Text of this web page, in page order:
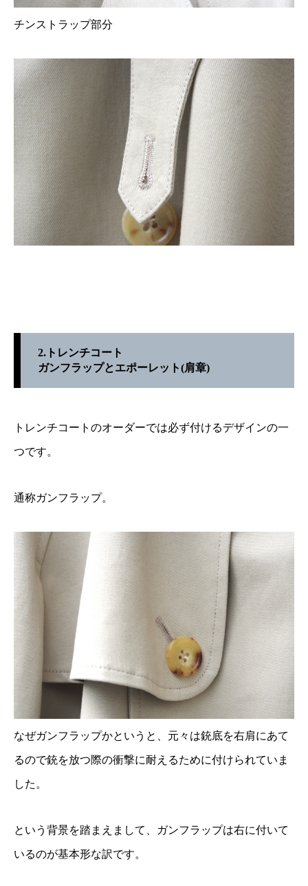
チンストラップ部分
2.トレンチコート
ガンフラップとエポーレット(肩章)
トレンチコートのオーダーでは必ず付けるデザインの一
つです。
通称ガンフラップ。
なぜガンフラップかというと、元々は銃底を右肩にあて
るので銃を放つ際の衝撃に耐えるために付けられていま
した。
という背景を踏まえまして、ガンフラップは右に付いて
いるのが基本形な訳です。